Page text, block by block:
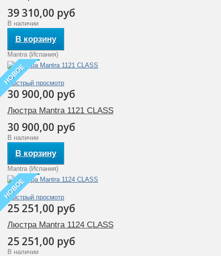
39 310,00 руб
В наличии
В корзину
Mantra (Испания)
Быстрый просмотр
30 900,00 руб
НОВОЕ
Люстра Mantra 1121 CLASS
30 900,00 руб
В наличии
В корзину
Mantra (Испания)
Быстрый просмотр
25 251,00 руб
НОВОЕ
Люстра Mantra 1124 CLASS
25 251,00 руб
В наличии